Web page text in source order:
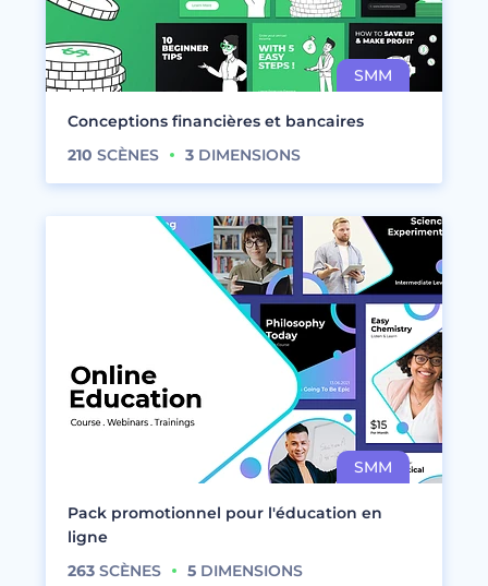
Conceptions financières et bancaires
210 SCÈNES 3 DIMENSIONS
Pack promotionnel pour l'éducation en
ligne
263 SCÈNES 5 DIMENSIONS